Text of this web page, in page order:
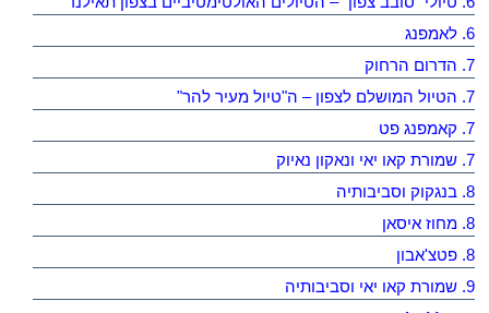
6. לאמפנג
7. הדרום הרחוק
7. הטיול המושלם לצפון – ה"טיול מעיר להר"
7. קאמפנג פט
7. שמורת קאו יאי ונאקון נאיוק
8. בנגקוק וסביבותיה
8. מחוז איסאן
8. פטצ'אבון
9. שמורת קאו יאי וסביבותיה